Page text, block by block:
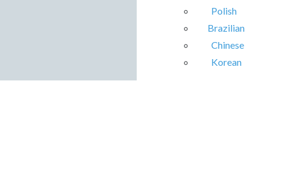
Polish
Brazilian
Chinese
Korean